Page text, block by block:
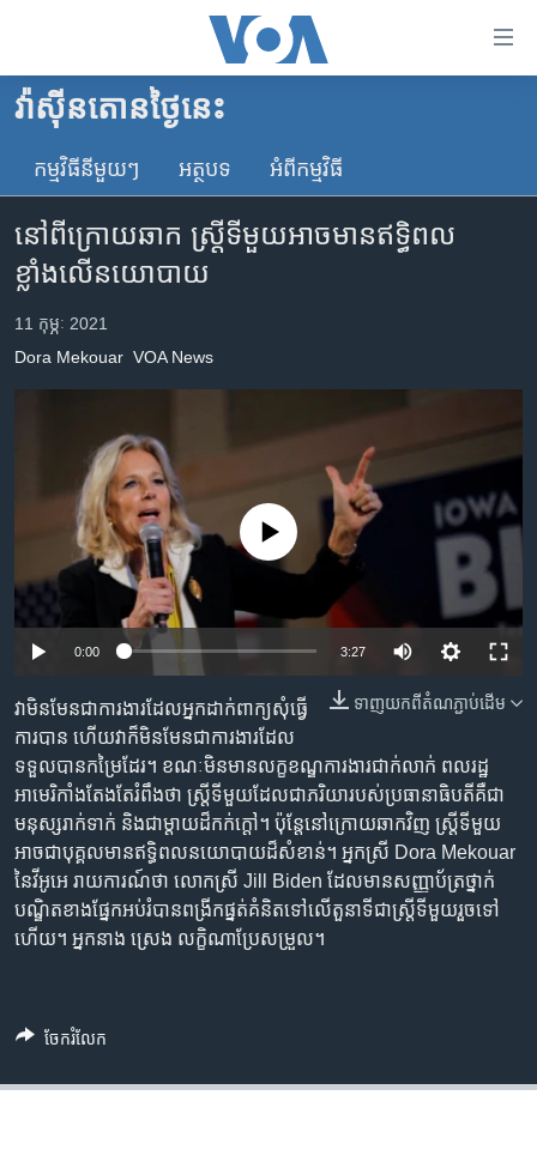
គេហទំព័រ​
ទាក់ទង
និង​
ចូល​
ទំព័រ​
ម្តង
រំលង​
និង​
កាន់​
ទំព័រ​
ស្វែង​
រក
កម្ពុជា
អន្តរជាតិ
ចិន
ហេឡូវីអូអេ
កម្ពុជាច្នៃប្រតិដ្ឋ
វិទ្យុ / ផតខាសថ៍
កម្មវិធីទាំងអស់
Khmer English
បណ្តាញ​សង្គម
វ៉ាស៊ីនតោន​ថ្ងៃ​នេះ
កម្មវិធី​នីមួយៗ អត្ថបទ​ អំពី​កម្មវិធី​
នៅពីក្រោយឆាក ស្ត្រីទីមួយអាចមានឥទ្ធិពល
ខ្លាំងលើនយោបាយ
11 កុម្ភៈ 2021
Dora Mekouar VOA News
No media source currently available
0:00 3:27
ទាញ​យក​ពី​តំណភ្ជាប់​ដើម
វាមិនមែនជាការងារដែលអ្នកដាក់ពាក្យសុំធ្វើ
ការបាន ហើយវាក៏មិនមែនជាការងារដែល
ទទួលបានកម្រៃដែរ។ ខណៈមិនមានលក្ខខណ្ឌការងារជាក់លាក់ ពលរដ្ឋ
អាមេរិកាំងតែងតែរំពឹងថា ស្ត្រីទីមួយដែលជាភរិយារបស់ប្រធានាធិបតីគឺជា
មនុស្សរាក់ទាក់ និងជាម្តាយដ៏កក់ក្តៅ។ ប៉ុន្តែនៅក្រោយឆាកវិញ ស្ត្រីទីមួយ
អាចជាបុគ្គលមានឥទ្ធិពលនយោបាយដ៏សំខាន់។ អ្នកស្រី Dora Mekouar
នៃវីអូអេ រាយការណ៍ថា លោកស្រី Jill Biden ដែលមានសញ្ញាប័ត្រថ្នាក់
បណ្ឌិតខាងផ្នែកអប់រំបានពង្រីកផ្នត់គំនិតទៅលើតួនាទីជាស្ត្រីទីមួយរួចទៅ
ហើយ។ អ្នកនាង ស្រេង លក្ខិណាប្រែសម្រួល។
ចែករំលែក